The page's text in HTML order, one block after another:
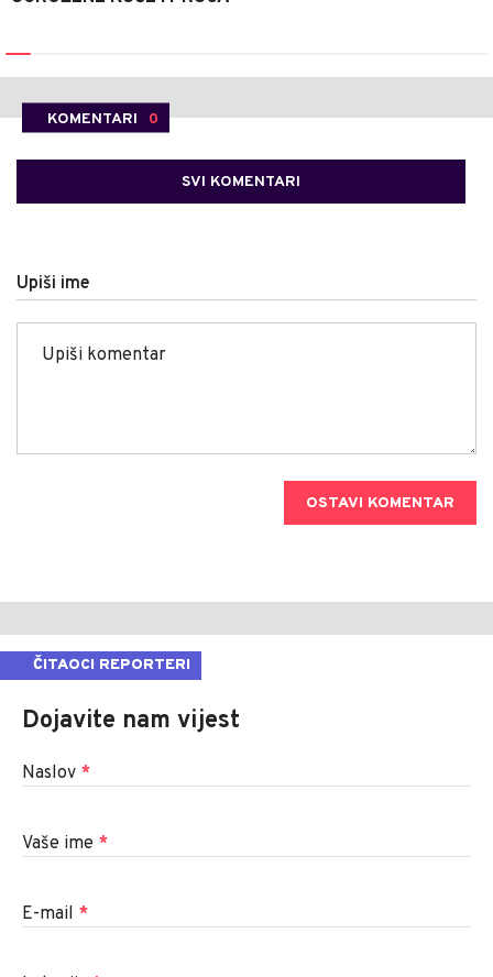
KOMENTARI 0
SVI KOMENTARI
Upiši ime
OSTAVI KOMENTAR
ČITAOCI REPORTERI
Dojavite nam vijest
Naslov *
Vaše ime *
E-mail *